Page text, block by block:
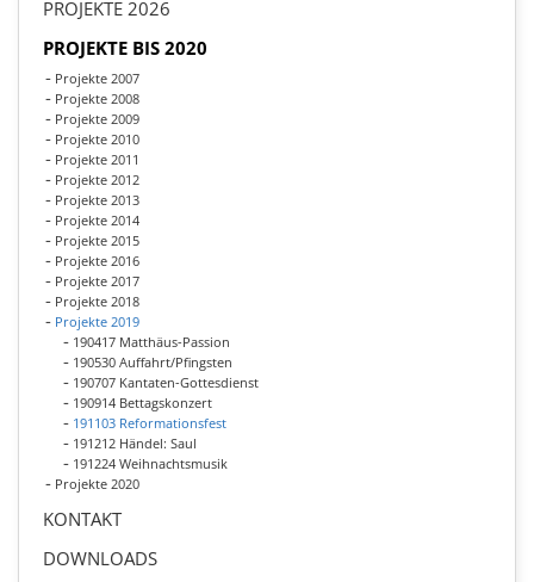
PROJEKTE 2026
PROJEKTE BIS 2020
Projekte 2007
Projekte 2008
Projekte 2009
Projekte 2010
Projekte 2011
Projekte 2012
Projekte 2013
Projekte 2014
Projekte 2015
Projekte 2016
Projekte 2017
Projekte 2018
Projekte 2019
190417 Matthäus-Passion
190530 Auffahrt/Pfingsten
190707 Kantaten-Gottesdienst
190914 Bettagskonzert
191103 Reformationsfest
191212 Händel: Saul
191224 Weihnachtsmusik
Projekte 2020
KONTAKT
DOWNLOADS